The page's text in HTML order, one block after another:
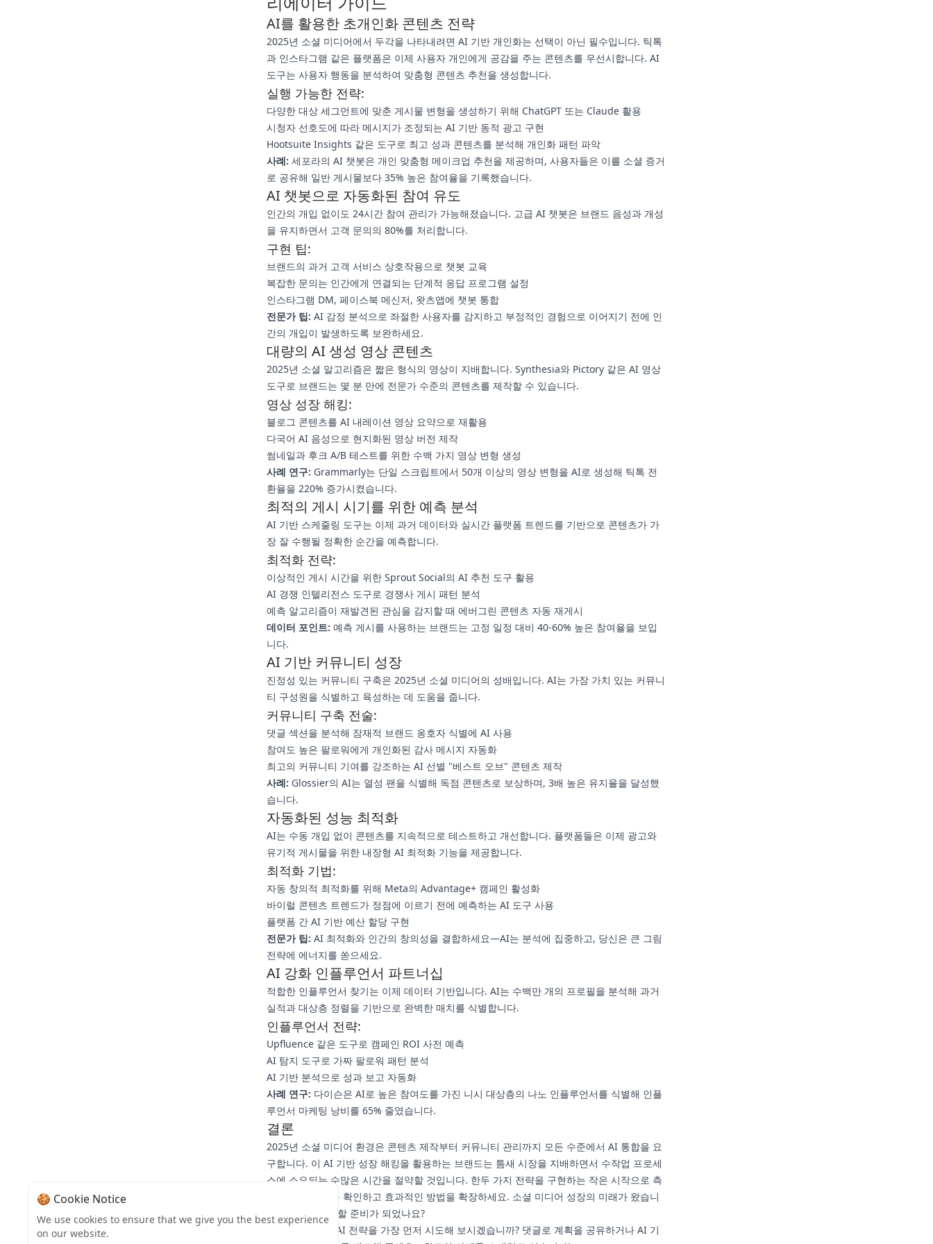
AI를 활용한 초개인화 콘텐츠 전략
2025년 소셜 미디어에서 두각을 나타내려면 AI 기반 개인화는 선택이 아닌 필수입니다. 틱톡
과 인스타그램 같은 플랫폼은 이제 사용자 개인에게 공감을 주는 콘텐츠를 우선시합니다. AI
도구는 사용자 행동을 분석하여 맞춤형 콘텐츠 추천을 생성합니다.
실행 가능한 전략:
다양한 대상 세그먼트에 맞춘 게시물 변형을 생성하기 위해 ChatGPT 또는 Claude 활용
시청자 선호도에 따라 메시지가 조정되는 AI 기반 동적 광고 구현
Hootsuite Insights 같은 도구로 최고 성과 콘텐츠를 분석해 개인화 패턴 파악
사례: 세포라의 AI 챗봇은 개인 맞춤형 메이크업 추천을 제공하며, 사용자들은 이를 소셜 증거
로 공유해 일반 게시물보다 35% 높은 참여율을 기록했습니다.
AI 챗봇으로 자동화된 참여 유도
인간의 개입 없이도 24시간 참여 관리가 가능해졌습니다. 고급 AI 챗봇은 브랜드 음성과 개성
을 유지하면서 고객 문의의 80%를 처리합니다.
구현 팁:
브랜드의 과거 고객 서비스 상호작용으로 챗봇 교육
복잡한 문의는 인간에게 연결되는 단계적 응답 프로그램 설정
인스타그램 DM, 페이스북 메신저, 왓츠앱에 챗봇 통합
전문가 팁: AI 감정 분석으로 좌절한 사용자를 감지하고 부정적인 경험으로 이어지기 전에 인
간의 개입이 발생하도록 보완하세요.
대량의 AI 생성 영상 콘텐츠
2025년 소셜 알고리즘은 짧은 형식의 영상이 지배합니다. Synthesia와 Pictory 같은 AI 영상
도구로 브랜드는 몇 분 만에 전문가 수준의 콘텐츠를 제작할 수 있습니다.
영상 성장 해킹:
블로그 콘텐츠를 AI 내레이션 영상 요약으로 재활용
다국어 AI 음성으로 현지화된 영상 버전 제작
썸네일과 후크 A/B 테스트를 위한 수백 가지 영상 변형 생성
사례 연구: Grammarly는 단일 스크립트에서 50개 이상의 영상 변형을 AI로 생성해 틱톡 전
환율을 220% 증가시켰습니다.
최적의 게시 시기를 위한 예측 분석
AI 기반 스케줄링 도구는 이제 과거 데이터와 실시간 플랫폼 트렌드를 기반으로 콘텐츠가 가
장 잘 수행될 정확한 순간을 예측합니다.
최적화 전략:
이상적인 게시 시간을 위한 Sprout Social의 AI 추천 도구 활용
AI 경쟁 인텔리전스 도구로 경쟁사 게시 패턴 분석
예측 알고리즘이 재발견된 관심을 감지할 때 에버그린 콘텐츠 자동 재게시
데이터 포인트: 예측 게시를 사용하는 브랜드는 고정 일정 대비 40-60% 높은 참여율을 보입
니다.
AI 기반 커뮤니티 성장
진정성 있는 커뮤니티 구축은 2025년 소셜 미디어의 성배입니다. AI는 가장 가치 있는 커뮤니
티 구성원을 식별하고 육성하는 데 도움을 줍니다.
커뮤니티 구축 전술:
댓글 섹션을 분석해 잠재적 브랜드 옹호자 식별에 AI 사용
참여도 높은 팔로워에게 개인화된 감사 메시지 자동화
최고의 커뮤니티 기여를 강조하는 AI 선별 "베스트 오브" 콘텐츠 제작
사례: Glossier의 AI는 열성 팬을 식별해 독점 콘텐츠로 보상하며, 3배 높은 유지율을 달성했
습니다.
자동화된 성능 최적화
AI는 수동 개입 없이 콘텐츠를 지속적으로 테스트하고 개선합니다. 플랫폼들은 이제 광고와
유기적 게시물을 위한 내장형 AI 최적화 기능을 제공합니다.
최적화 기법:
자동 창의적 최적화를 위해 Meta의 Advantage+ 캠페인 활성화
바이럴 콘텐츠 트렌드가 정점에 이르기 전에 예측하는 AI 도구 사용
플랫폼 간 AI 기반 예산 할당 구현
전문가 팁: AI 최적화와 인간의 창의성을 결합하세요—AI는 분석에 집중하고, 당신은 큰 그림
전략에 에너지를 쏟으세요.
AI 강화 인플루언서 파트너십
적합한 인플루언서 찾기는 이제 데이터 기반입니다. AI는 수백만 개의 프로필을 분석해 과거
실적과 대상층 정렬을 기반으로 완벽한 매치를 식별합니다.
인플루언서 전략:
Upfluence 같은 도구로 캠페인 ROI 사전 예측
AI 탐지 도구로 가짜 팔로워 패턴 분석
AI 기반 분석으로 성과 보고 자동화
사례 연구: 다이슨은 AI로 높은 참여도를 가진 니시 대상층의 나노 인플루언서를 식별해 인플
루언서 마케팅 낭비를 65% 줄였습니다.
결론
2025년 소셜 미디어 환경은 콘텐츠 제작부터 커뮤니티 관리까지 모든 수준에서 AI 통합을 요
구합니다. 이 AI 기반 성장 해킹을 활용하는 브랜드는 틈새 시장을 지배하면서 수작업 프로세
스에 소요되는 수많은 시간을 절약할 것입니다. 한두 가지 전략을 구현하는 작은 시작으로 측
정 가능한 결과를 확인하고 효과적인 방법을 확장하세요. 소셜 미디어 성장의 미래가 왔습니
다—당신은 활용할 준비가 되었나요?
행동 요청:
어떤 AI 전략을 가장 먼저 시도해 보시겠습니까? 댓글로 계획을 공유하거나 AI 기
🍪 Cookie Notice
We use cookies to ensure that we give you the best experience
on our website.